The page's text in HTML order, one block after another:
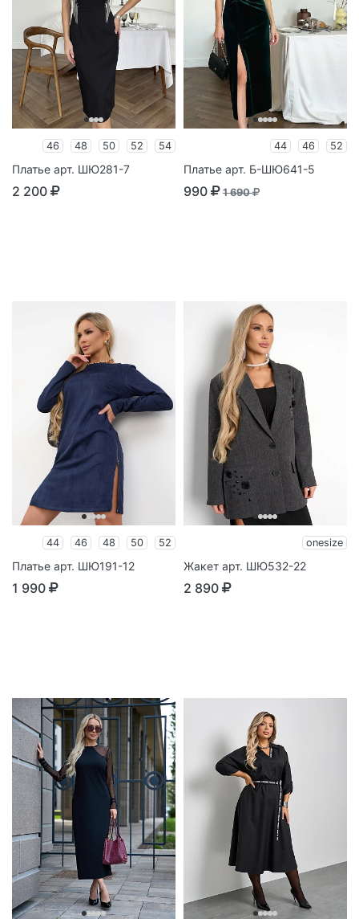
46 48 50 52 54
Платье арт. ШЮ281-7
2 200
44 46 52
Платье арт. Б-ШЮ641-5
990 1 690
44 46 48 50 52
Платье арт. ШЮ191-12
1 990
onesize
Жакет арт. ШЮ532-22
2 890